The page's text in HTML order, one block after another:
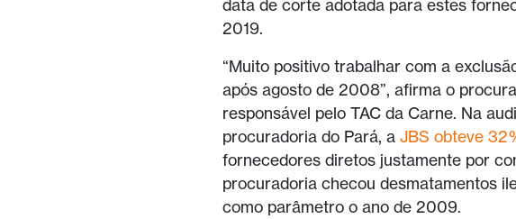
data de corte adotada para estes
2019.
“Muito positivo trabalhar com a
após agosto de 2008”, afirma o
responsável pelo TAC da Carne. Na
procuradoria do Pará, aJBS obteve
fornecedores diretos justamente por
procuradoria checou desmatamentos
como parâmetro o ano de 2009.